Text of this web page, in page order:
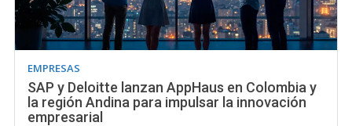
EMPRESAS
SAP y Deloitte lanzan AppHaus en Colombia y
la región Andina para impulsar la innovación
empresarial